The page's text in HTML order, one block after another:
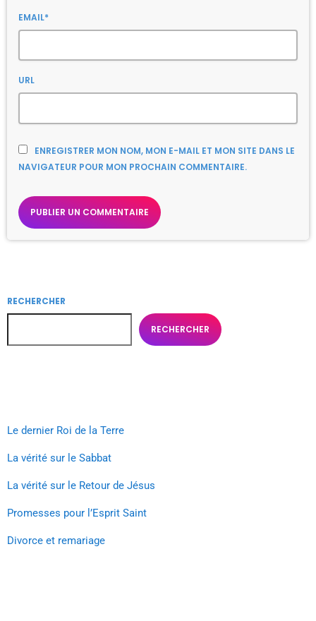
EMAIL*
URL
ENREGISTRER MON NOM, MON E-MAIL ET MON SITE DANS LE
NAVIGATEUR POUR MON PROCHAIN COMMENTAIRE.
RECHERCHER
RECHERCHER
Le dernier Roi de la Terre
La vérité sur le Sabbat
La vérité sur le Retour de Jésus
Promesses pour l’Esprit Saint
Divorce et remariage